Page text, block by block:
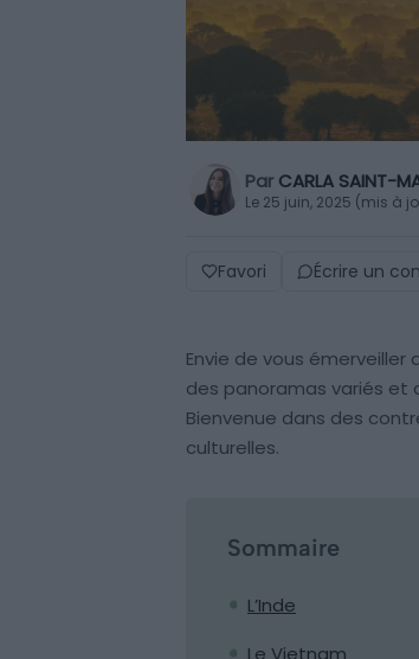
Par CARLA SAINT-
Le 25 juin, 2025 (mis à
Favori Écrire un
Envie de vous émerveiller
des panoramas variés et
Bienvenue dans des
culturelles.
Sommaire
L’Inde
Le Vietnam